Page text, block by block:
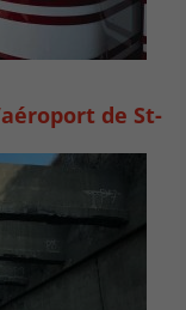
de St-